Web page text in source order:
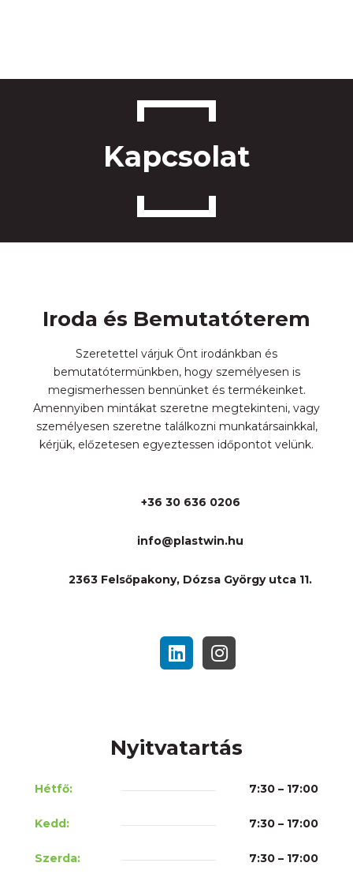
Kapcsolat
Iroda és Bemutatóterem
Szeretettel várjuk Önt irodánkban és
bemutatótermünkben, hogy személyesen is
megismerhessen bennünket és termékeinket.
Amennyiben mintákat szeretne megtekinteni, vagy
személyesen szeretne találkozni munkatársainkkal,
kérjük, előzetesen egyeztessen időpontot velünk.
+36 30 636 0206
info@plastwin.hu
2363 Felsőpakony, Dózsa György utca 11.
Nyitvatartás
Hétfő: 7:30 – 17:00
Kedd: 7:30 – 17:00
Szerda: 7:30 – 17:00